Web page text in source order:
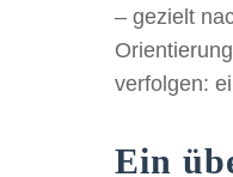
– gezielt
verfolgen:
Ein